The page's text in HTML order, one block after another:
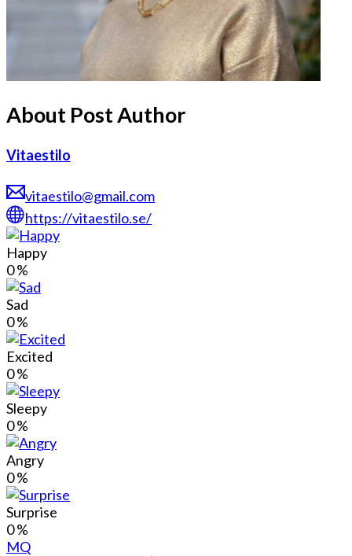
About Post Author
Vitaestilo
vitaestilo@gmail.com
https://vitaestilo.se/
Happy
0%
Sad
0%
Excited
0%
Sleepy
0%
Angry
0%
Surprise
0%
MQ